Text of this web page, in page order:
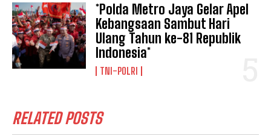
*Polda Metro Jaya Gelar Apel
Kebangsaan Sambut Hari
Ulang Tahun ke-81 Republik
Indonesia*
TNI-POLRI
RELATED POSTS